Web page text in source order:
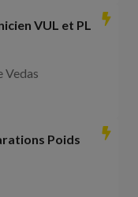
VUL et PL
Vedas
Poids